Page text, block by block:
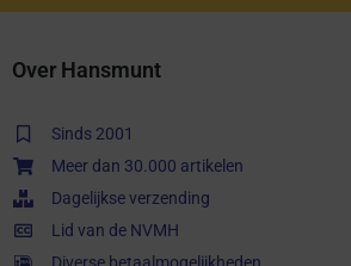
Over Hansmunt
Sinds 2001
Meer dan 30.000 artikelen
Dagelijkse verzending
Lid van de NVMH